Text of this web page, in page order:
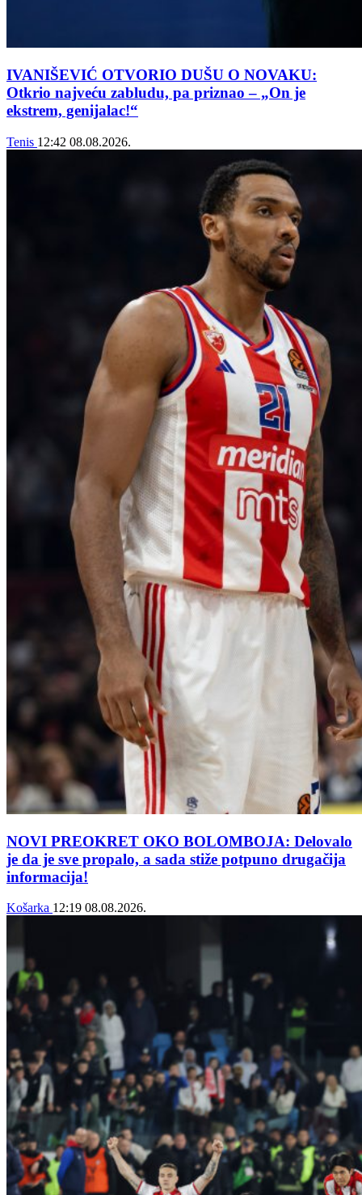
IVANIŠEVIĆ OTVORIO DUŠU O NOVAKU:
Otkrio najveću zabludu, pa priznao – „On je
ekstrem, genijalac!“
Tenis 12:42 08.08.2026.
NOVI PREOKRET OKO BOLOMBOJA: Delovalo
je da je sve propalo, a sada stiže potpuno drugačija
informacija!
Košarka 12:19 08.08.2026.